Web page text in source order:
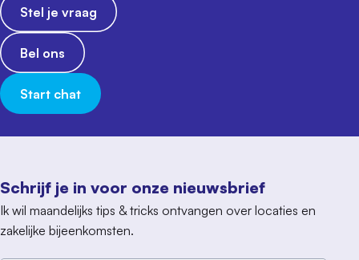
Schrijf je in voor onze nieuwsbrief
Ik wil maandelijks tips & tricks ontvangen over locaties en
zakelijke bijeenkomsten.
Stel je vraag
Bel ons
Start chat